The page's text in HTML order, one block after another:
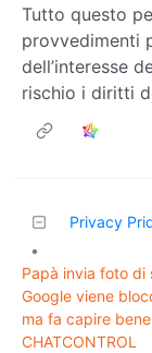
Tutto questo
provvedimenti
dell’interesse
rischio i diritti
Privacy
•
Papà invia foto di
Google viene
ma fa capire
CHATCONTROL